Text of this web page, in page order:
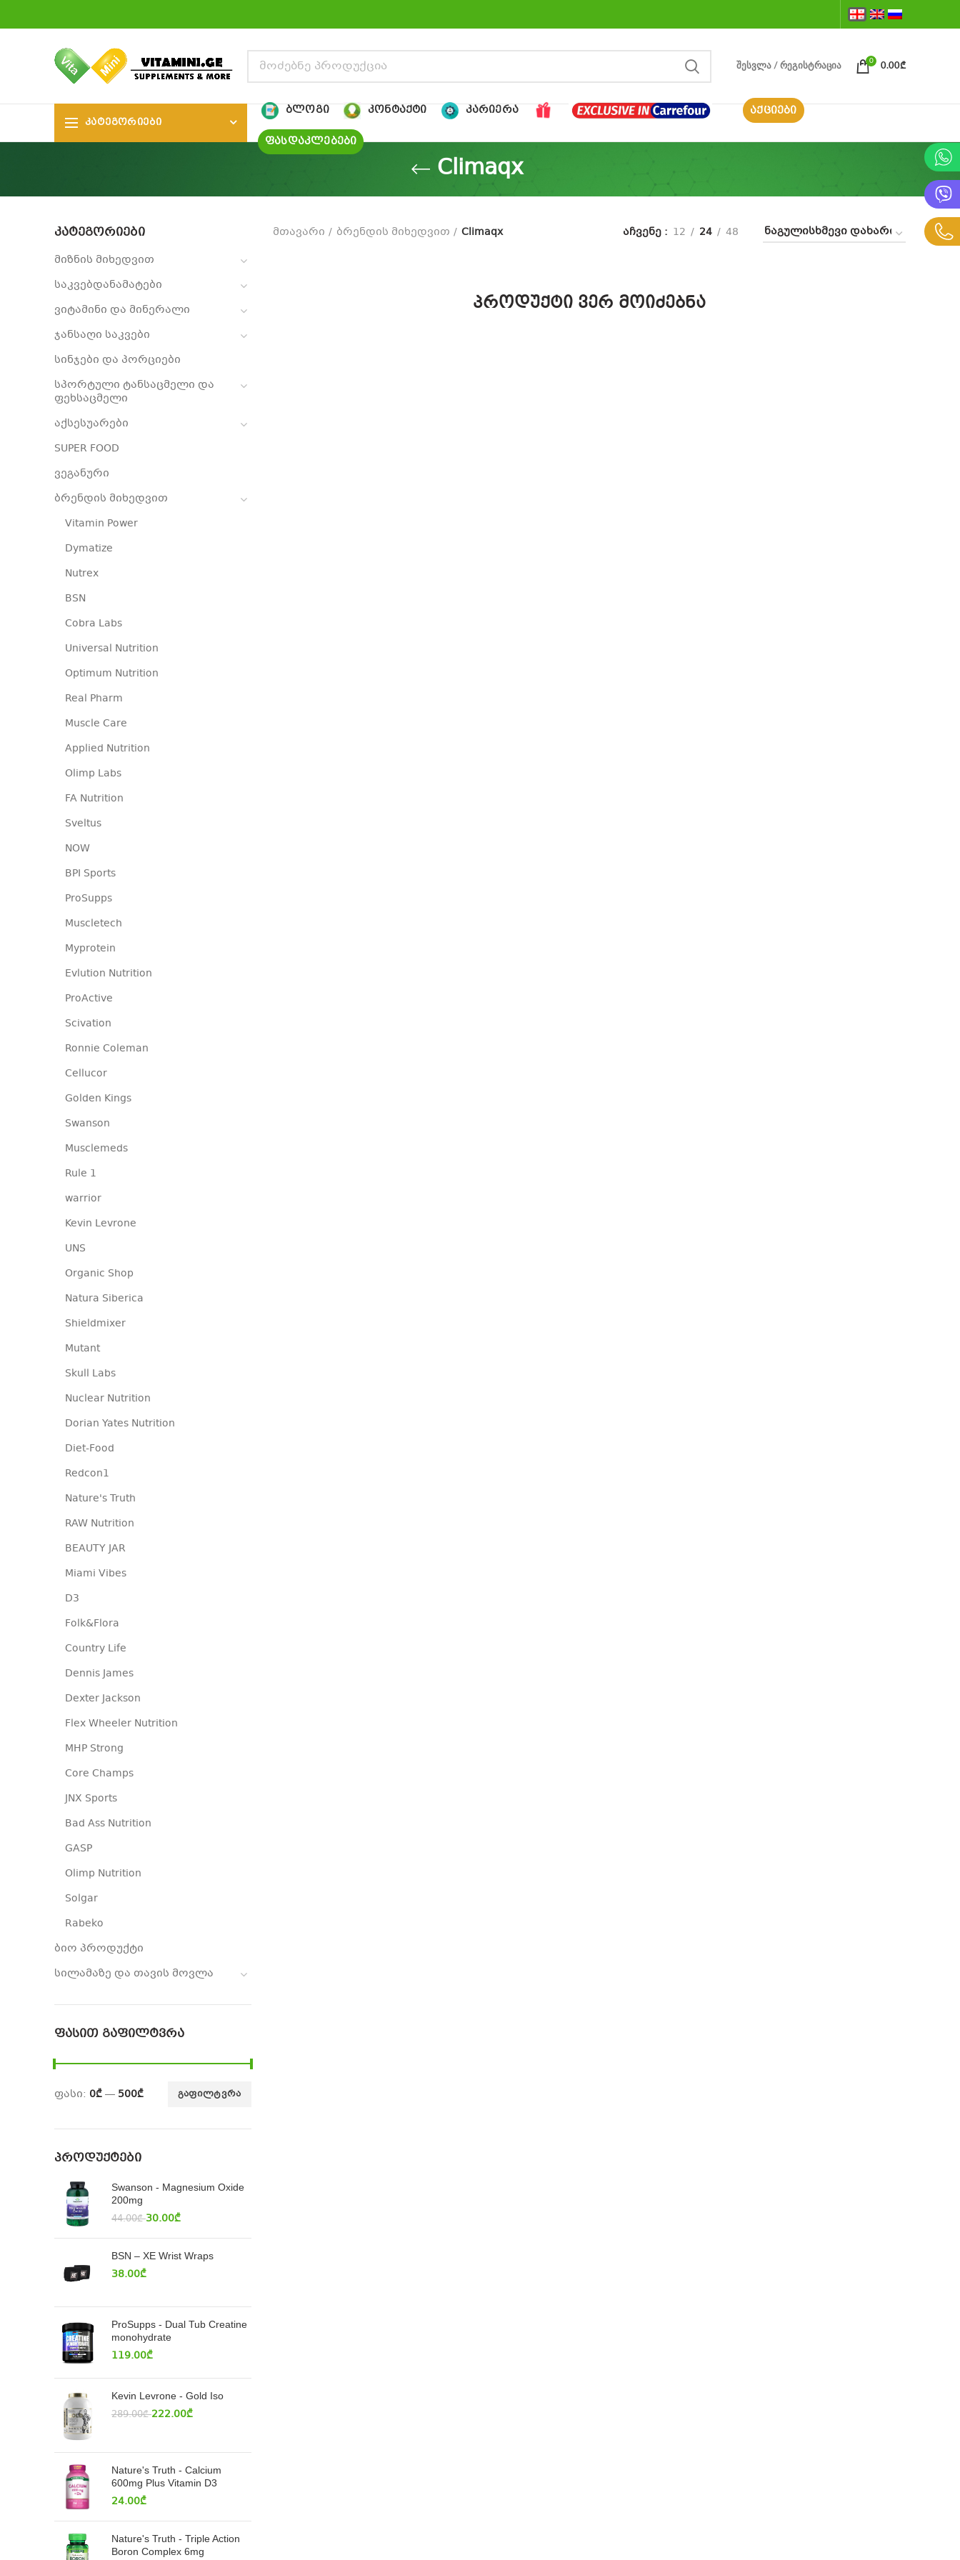
ᲨᲔᲡᲕᲚᲐ / ᲠᲔᲒᲘᲡᲢᲠᲐᲪᲘᲐ
0
0.00₾
ᲙᲐᲢᲔᲒᲝᲠᲘᲔᲑᲘ
ᲑᲚᲝᲒᲘ ᲙᲝᲜᲢᲐᲥᲢᲘ ᲙᲐᲠᲘᲔᲠᲐ
ᲐᲥᲪᲘᲔᲑᲘ
ᲤᲐᲡᲓᲐᲙᲚᲔᲑᲔᲑᲘ
Climaqx
ᲙᲐᲢᲔᲒᲝᲠᲘᲔᲑᲘ
მიზნის მიხედვით
საკვებდანამატები
ვიტამინი და მინერალი
ჯანსაღი საკვები
სინჯები და პორციები
სპორტული ტანსაცმელი და
ფეხსაცმელი
აქსესუარები
SUPER FOOD
ვეგანური
ბრენდის მიხედვით
Vitamin Power
Dymatize
Nutrex
BSN
Cobra Labs
Universal Nutrition
Optimum Nutrition
Real Pharm
Muscle Care
Applied Nutrition
Olimp Labs
FA Nutrition
Sveltus
NOW
BPI Sports
ProSupps
Muscletech
Myprotein
Evlution Nutrition
ProActive
Scivation
Ronnie Coleman
Cellucor
Golden Kings
Swanson
Musclemeds
Rule 1
warrior
Kevin Levrone
UNS
Organic Shop
Natura Siberica
Shieldmixer
Mutant
Skull Labs
Nuclear Nutrition
Dorian Yates Nutrition
Diet-Food
Redcon1
Nature's Truth
RAW Nutrition
BEAUTY JAR
Miami Vibes
D3
Folk&Flora
Country Life
Dennis James
Dexter Jackson
Flex Wheeler Nutrition
MHP Strong
Core Champs
JNX Sports
Bad Ass Nutrition
GASP
Olimp Nutrition
Solgar
Rabeko
ბიო პროდუქტი
სილამაზე და თავის მოვლა
ᲤᲐᲡᲘᲗ ᲒᲐᲤᲘᲚᲢᲕᲠᲐ
ᲒᲐᲤᲘᲚᲢᲕᲠᲐ
ფასი: 0₾— 500₾
ᲞᲠᲝᲓᲣᲥᲢᲔᲑᲘ
Swanson - Magnesium Oxide
200mg
44.00₾ 30.00₾
BSN – XE Wrist Wraps
38.00₾
ProSupps - Dual Tub Creatine
monohydrate
119.00₾
Kevin Levrone - Gold Iso
289.00₾ 222.00₾
Nature's Truth - Calcium
600mg Plus Vitamin D3
24.00₾
Nature's Truth - Triple Action
Boron Complex 6mg
მთავარი ბრენდის მიხედვით Climaqx აჩვენე 12 24 48
პროდუქტი ვერ მოიძებნა